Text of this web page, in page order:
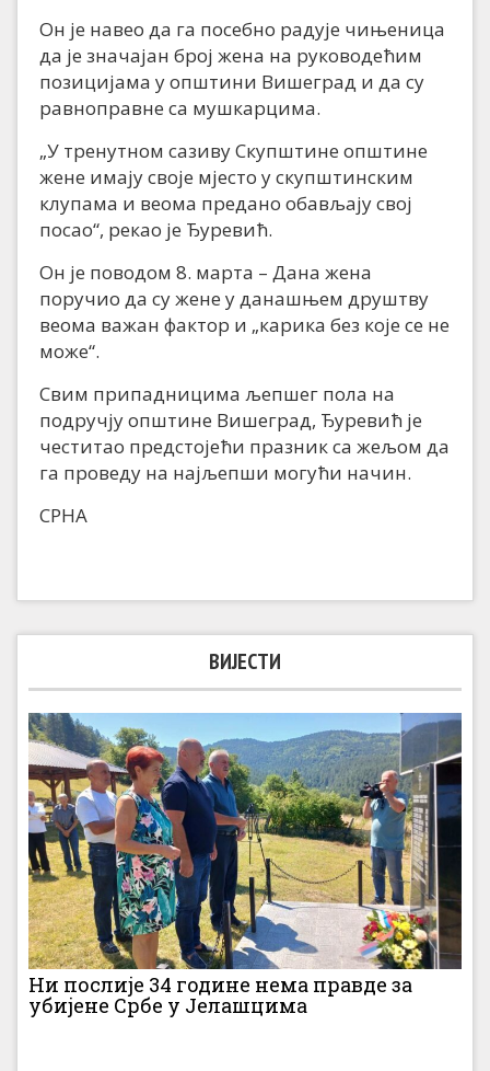
Он је навео да га посебно радује чињеница
да је значајан број жена на руководећим
позицијама у општини Вишеград и да су
равноправне са мушкарцима.
„У тренутном сазиву Скупштине општине
жене имају своје мјесто у скупштинским
клупама и веома предано обављају свој
посао“, рекао је Ђуревић.
Он је поводом 8. марта – Дана жена
поручио да су жене у данашњем друштву
веома важан фактор и „карика без које се не
може“.
Свим припадницима љепшег пола на
подручју општине Вишеград, Ђуревић је
честитао предстојећи празник са жељом да
га проведу на најљепши могући начин.
СРНА
ВИЈЕСТИ
Ни послије 34 године нема правде за
убијене Србе у Јелашцима